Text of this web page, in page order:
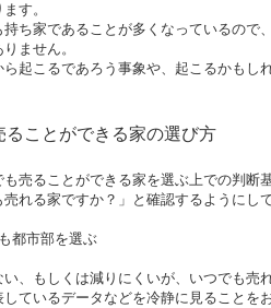
す。
持ち家であることが多くなっているの
ません。
ら起こるであろう事象や、起こるかもし
ることができる家の選び方
も売ることができる家を選ぶ上での判断
れる家ですか？」と確認するようにし
都市部を選ぶ
い、もしくは減りにくいが、いつでも売
しているデータなどを冷静に見ることを